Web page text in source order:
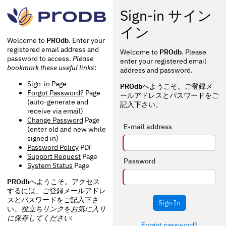
Welcome to PROdb. Enter your
registered email address and
password to access. Please
bookmark these useful links:
Sign-in Page
Forgot Password? Page
(auto-generate and
receive via email)
Change Password Page
(enter old and new while
signed in)
Password Policy PDF
Support Request Page
System Status Page
PROdbへようこそ。アクセス
するには、ご登録メールアドレ
スとパスワードをご記入下さ
い。 役立ちリンクをお気に入り
に保存してください:
Sign-in サイン
イン
Welcome to PROdb. Please
enter your registered email
address and password.
PROdbへようこそ。ご登録メ
ールアドレスとパスワードをご
記入下さい。
E-mail address
Password
Sign In